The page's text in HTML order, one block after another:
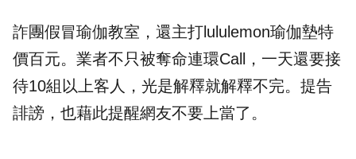
詐團假冒瑜伽教室，還主打lululemon瑜伽墊特
價百元。業者不只被奪命連環Call，一天還要接
待10組以上客人，光是解釋就解釋不完。提告
誹謗，也藉此提醒網友不要上當了。